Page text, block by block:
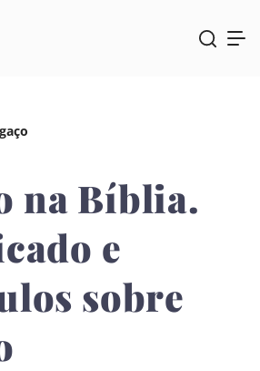
na Bíblia.
e
sobre